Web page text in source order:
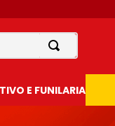
E FUNILARIA